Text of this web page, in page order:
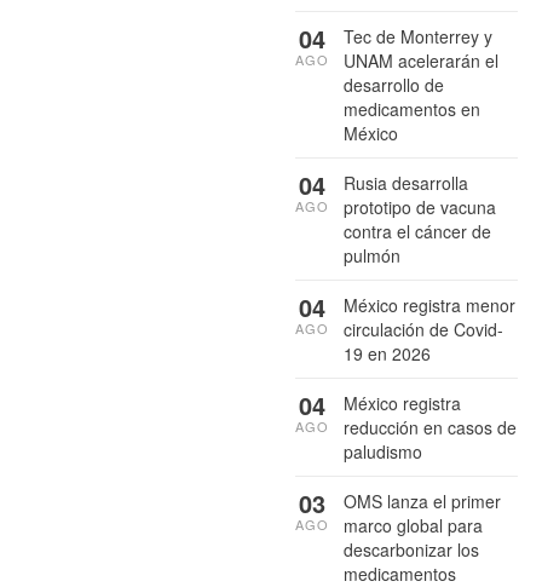
Tec de Monterrey y
UNAM acelerarán el
desarrollo de
medicamentos en
México
04
AGO
Rusia desarrolla
prototipo de vacuna
contra el cáncer de
pulmón
04
AGO
México registra menor
circulación de Covid-
19 en 2026
04
AGO
México registra
reducción en casos de
paludismo
04
AGO
OMS lanza el primer
marco global para
descarbonizar los
medicamentos
03
AGO